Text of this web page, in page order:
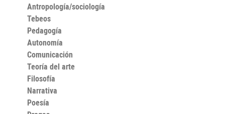
que azota al hombre en tiempos de desesperación.
Bykau retrata la guerra no solo como un conflicto
externo, sino ante todo como una prueba interior, un
juicio del alma humana, donde la conciencia individual
se convierte en la verdadera protagonista de la
historia.
Antropología/sociología
Tebeos
Pedagogía
Autonomía
Comunicación
Teoría del arte
Filosofía
Narrativa
Poesía